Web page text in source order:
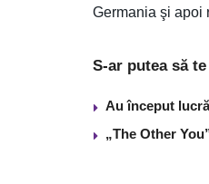
Germania şi apoi
S-ar putea să
Au început
„The Other